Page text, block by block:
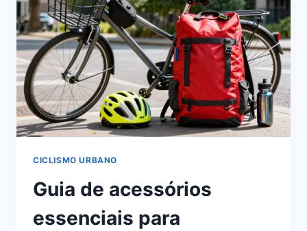
+
TRÂNSITO)
CICLISMO URBANO
Guia de acessórios
essenciais para